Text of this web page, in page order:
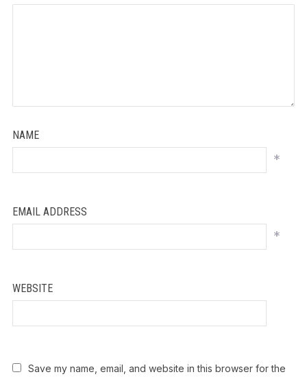
NAME
*
EMAIL ADDRESS
*
WEBSITE
Save my name, email, and website in this browser for the